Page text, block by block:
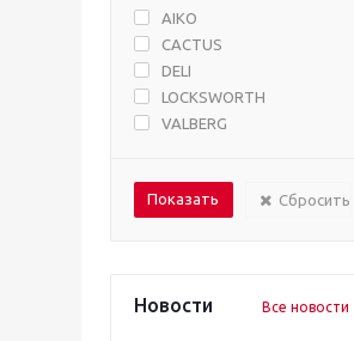
AIKO
CACTUS
DELI
LOCKSWORTH
VALBERG
Сбросить
Новости Все новости